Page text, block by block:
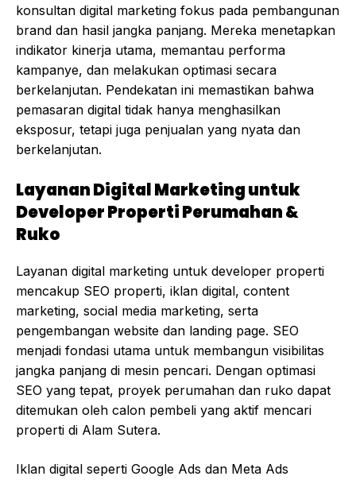
konsultan digital marketing fokus pada pembangunan
brand dan hasil jangka panjang. Mereka menetapkan
indikator kinerja utama, memantau performa
kampanye, dan melakukan optimasi secara
berkelanjutan. Pendekatan ini memastikan bahwa
pemasaran digital tidak hanya menghasilkan
eksposur, tetapi juga penjualan yang nyata dan
berkelanjutan.
Layanan Digital Marketing untuk
Developer Properti Perumahan &
Ruko
Layanan digital marketing untuk developer properti
mencakup SEO properti, iklan digital, content
marketing, social media marketing, serta
pengembangan website dan landing page. SEO
menjadi fondasi utama untuk membangun visibilitas
jangka panjang di mesin pencari. Dengan optimasi
SEO yang tepat, proyek perumahan dan ruko dapat
ditemukan oleh calon pembeli yang aktif mencari
properti di Alam Sutera.
Iklan digital seperti Google Ads dan Meta Ads